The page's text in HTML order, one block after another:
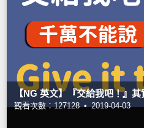
【NG 英文】『交給我吧！』
觀看次數：127128 • 2019-04-03